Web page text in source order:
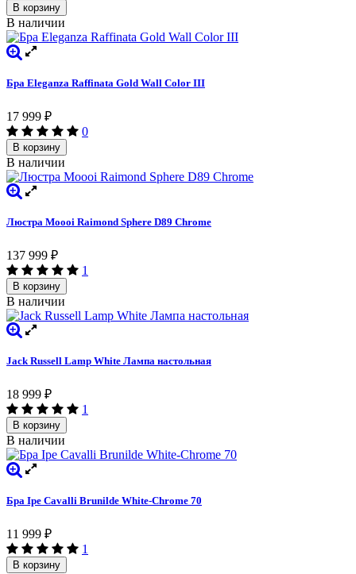
В корзину
В наличии
Бра Eleganza Raffinata Gold Wall Сolor III
17 999 ₽
0
В корзину
В наличии
Люстра Moooi Raimond Sphere D89 Chrome
137 999 ₽
1
В корзину
В наличии
Jack Russell Lamp White Лампа настольная
18 999 ₽
1
В корзину
В наличии
Бра Ipe Cavalli Brunilde White-Chrome 70
11 999 ₽
1
В корзину